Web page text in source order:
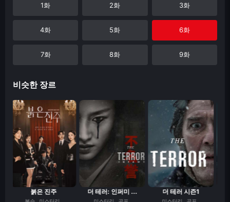
1화 2화 3화
4화 5화 6화
7화 8화 9화
비슷한 장르
붉은 진주 더 테러: 인퍼미 ... 더 테러 시즌1